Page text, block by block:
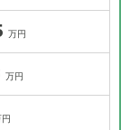
万円
万円